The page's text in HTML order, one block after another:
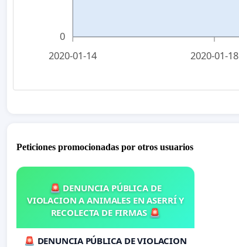
0
2020-01-14 2020-01-18
Peticiones promocionadas por otros usuarios
🚨 DENUNCIA PÚBLICA DE
VIOLACION A ANIMALES EN ASERRÍ Y
RECOLECTA DE FIRMAS 🚨
🚨 DENUNCIA PÚBLICA DE VIOLACION